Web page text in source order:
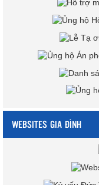
WEBSITES GIA ĐÌNH